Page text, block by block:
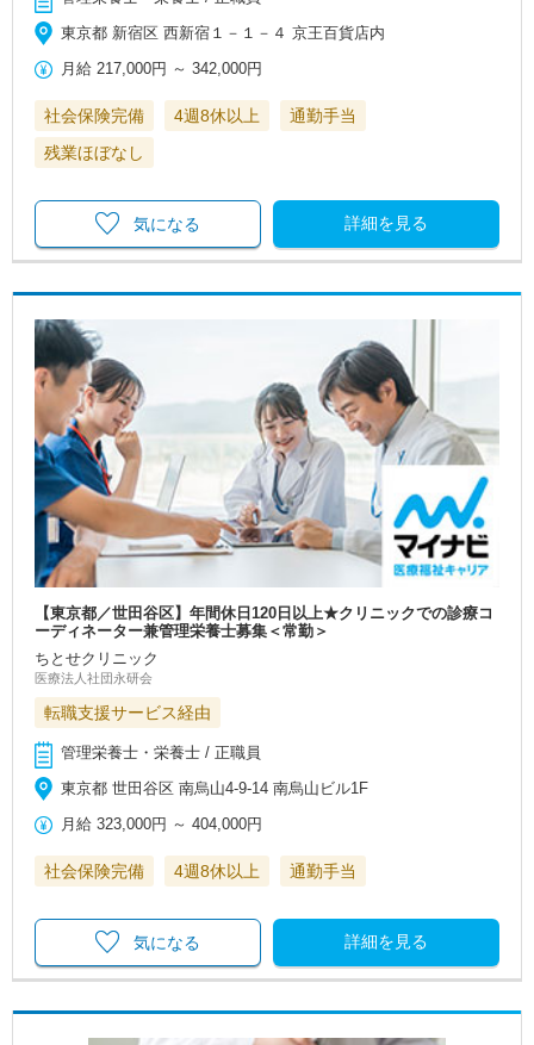
東京都 新宿区 西新宿１－１－４ 京王百貨店内
月給 217,000円 ～342,000円
社会保険完備 4週8休以上
通勤手当
残業ほぼなし
詳細を見る
気になる
【東京都／世田谷区】年間休日120日以上★クリニックでの診療コ
ーディネーター兼管理栄養士募集＜常勤＞
ちとせクリニック
医療法人社団永研会
転職支援サービス経由
管理栄養士・栄養士 / 正職員
東京都 世田谷区 南烏山4-9-14 南烏山ビル1F
月給 323,000円 ～404,000円
社会保険完備 4週8休以上 通勤手当
詳細を見る
気になる